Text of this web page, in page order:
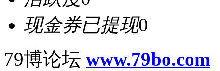
现金券已提现0
79博论坛 www.79bo.com